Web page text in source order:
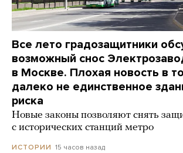
Все лето градозащитники
возможный снос
в Москве. Плохая новость в
далеко не единственное
риска
Новые законы позволяют снять
с исторических станций метро
ИСТОРИИ 15 часов назад